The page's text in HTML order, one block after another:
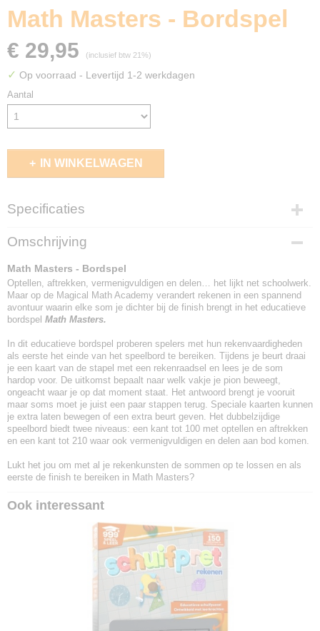
Math Masters - Bordspel
€ 29,95 (inclusief btw 21%)
✓ Op voorraad - Levertijd 1-2 werkdagen
Aantal
IN WINKELWAGEN
Specificaties
EAN code
8720844090341
Omschrijving
Math Masters - Bordspel
Optellen, aftrekken, vermenigvuldigen en delen… het lijkt net schoolwerk.
Maar op de Magical Math Academy verandert rekenen in een spannend
avontuur waarin elke som je dichter bij de finish brengt in het educatieve
bordspel Math Masters.
In dit educatieve bordspel proberen spelers met hun rekenvaardigheden
als eerste het einde van het speelbord te bereiken. Tijdens je beurt draai
je een kaart van de stapel met een rekenraadsel en lees je de som
hardop voor. De uitkomst bepaalt naar welk vakje je pion beweegt,
ongeacht waar je op dat moment staat. Het antwoord brengt je vooruit
maar soms moet je juist een paar stappen terug. Speciale kaarten kunnen
je extra laten bewegen of een extra beurt geven. Het dubbelzijdige
speelbord biedt twee niveaus: een kant tot 100 met optellen en aftrekken
en een kant tot 210 waar ook vermenigvuldigen en delen aan bod komen.
Lukt het jou om met al je rekenkunsten de sommen op te lossen en als
eerste de finish te bereiken in Math Masters?
Ook interessant